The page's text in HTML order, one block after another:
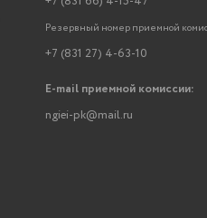
Резервный номер приемной
+7 (831 27) 4-63-10
E-mail приемной комиссии:
ngiei-pk@mail.ru